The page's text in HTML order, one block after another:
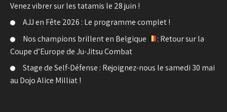
Venez vibrer sur les tatamis le 28 juin !
AJJ en Fête 2026 : Le programme complet !
Nos champions brillent en Belgique
: Retour sur la
Coupe d’Europe de Ju-Jitsu Combat
Stage de Self-Défense : Rejoignez-nous le samedi 30 mai
au Dojo Alice Milliat !